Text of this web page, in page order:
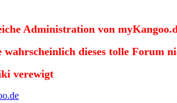
Administration von
wahrscheinlich dieses tolle Forum
verewigt